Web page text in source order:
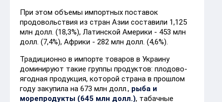
При этом объемы импортных поставок
продовольствия из стран Азии составили 1,125
млн долл. (18,3%), Латинской Америки - 453 млн
долл. (7,4%), Африки - 282 млн долл. (4,6%).
Традиционно в импорте товаров в Украину
доминируют такие группы продуктов: плодово-
ягодная продукция, которой страна в прошлом
году закупила на 673 млн долл., рыба и
морепродукты (645 млн долл.), табачные